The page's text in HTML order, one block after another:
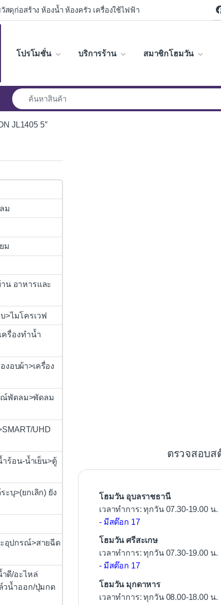
สดุก่อสร้าง ห้องน้ำ ห้องครัว เครื่องใช้ไฟฟ้า
โปรโมชั่น บริการร้าน สมาชิกโฮมวัน
JL1405 5″
ตรวจสอบส
โฮมวัน อุบลราชธานี
เวลาทำการ: ทุกวัน 07.30-19.00 น.
- มีสต๊อก 17
โฮมวัน ศรีสะเกษ
เวลาทำการ: ทุกวัน 07.30-19.00 น.
- มีสต๊อก 17
โฮมวัน มุกดาหาร
เวลาทำการ: ทุกวัน 08.00-18.00 น.
ม
ม
น อาหารและ
>ไมโครเวฟ
ครื่องทำน้ำ
งอบผ้า>เครื่อง
ณ์พัดลม>พัดลม
UHD
ร้อน-น้ำเย็น>ตู้
ะบุ>(ยกเลิก) ยัง
อุปกรณ์>สายฉีด
ดี/อะไหล่
วน้ำออก/ปุ่มกด